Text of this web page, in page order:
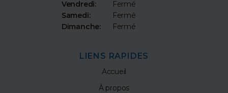
Vendredi:
Fermé
Samedi:
Fermé
Dimanche:
Fermé
LIENS RAPIDES
Accueil
À propos